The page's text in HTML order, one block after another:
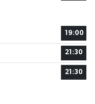
19:00
21:30
21:30